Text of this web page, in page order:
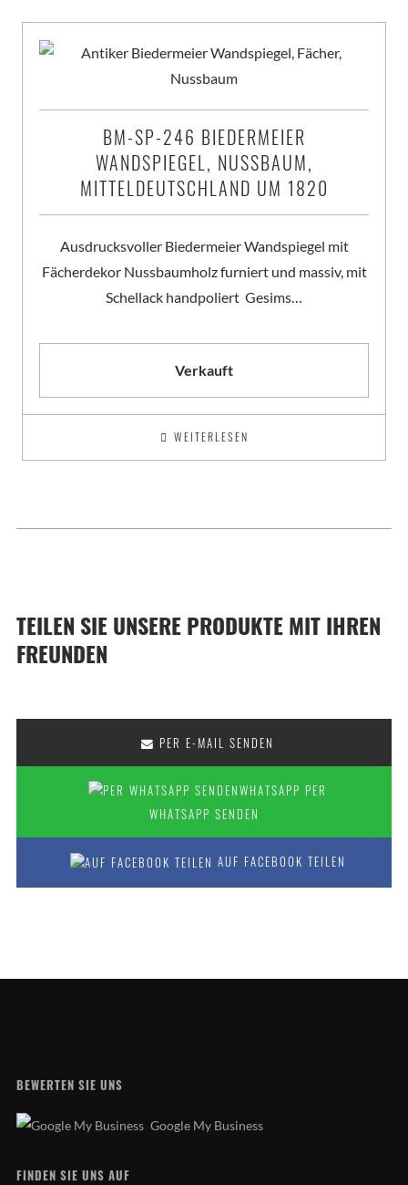
BM-SP-246 BIEDERMEIER
WANDSPIEGEL, NUSSBAUM,
MITTELDEUTSCHLAND UM 1820
Ausdrucksvoller Biedermeier Wandspiegel mit
Fächerdekor Nussbaumholz furniert und massiv, mit
Schellack handpoliert Gesims…
Verkauft
WEITERLESEN
TEILEN SIE UNSERE PRODUKTE MIT IHREN
FREUNDEN
PER E-MAIL SENDEN
PER
WHATSAPP SENDEN
AUF FACEBOOK TEILEN
BEWERTEN SIE UNS
Google My Business
FINDEN SIE UNS AUF